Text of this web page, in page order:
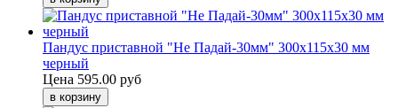
Пандус приставной "Не Падай-30мм" 300х115х30 мм
черный
Цена 595.00 руб